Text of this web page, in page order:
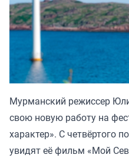
Мурманский режиссер
свою новую работу на
характер». С четвёртого
увидят её фильм «Мой